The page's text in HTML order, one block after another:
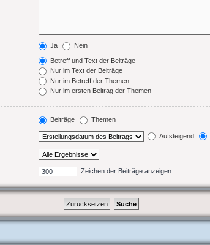
Ja Nein
Betreff und Text der Beiträge
Nur im Text der Beiträge
Nur im Betreff der Themen
Nur im ersten Beitrag der Themen
Beiträge Themen
Aufsteigend
Zeichen der Beiträge anzeigen